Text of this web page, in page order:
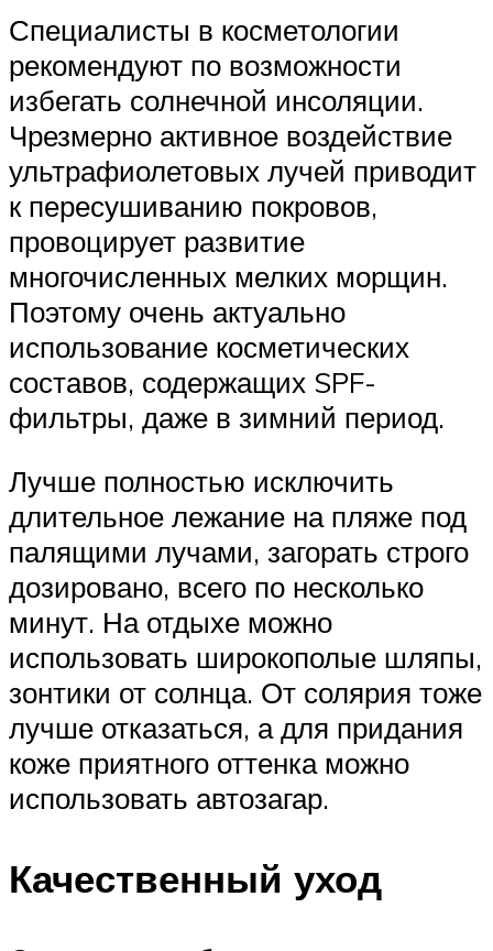
Специалисты в косметологии
рекомендуют по возможности
избегать солнечной инсоляции.
Чрезмерно активное воздействие
ультрафиолетовых лучей приводит
к пересушиванию покровов,
провоцирует развитие
многочисленных мелких морщин.
Поэтому очень актуально
использование косметических
составов, содержащих SPF-
фильтры, даже в зимний период.
Лучше полностью исключить
длительное лежание на пляже под
палящими лучами, загорать строго
дозировано, всего по несколько
минут. На отдыхе можно
использовать широкополые шляпы,
зонтики от солнца. От солярия тоже
лучше отказаться, а для придания
коже приятного оттенка можно
использовать автозагар.
Качественный уход